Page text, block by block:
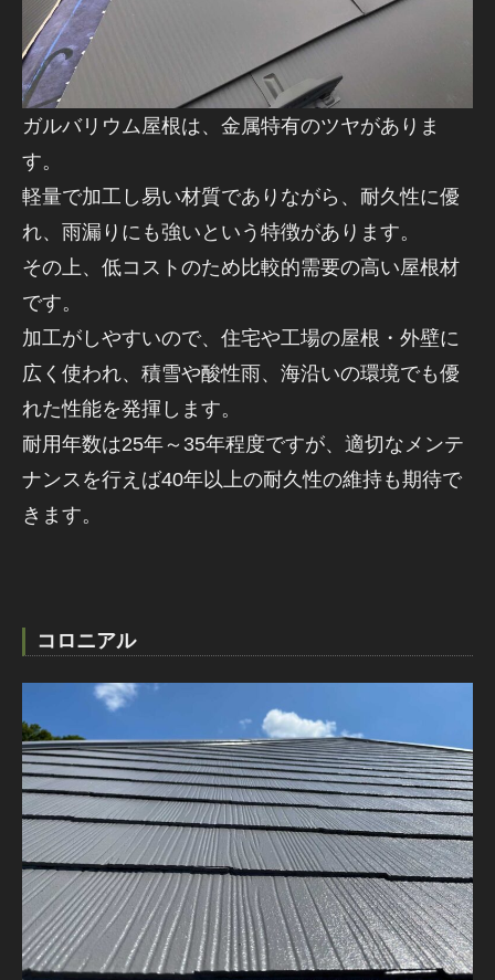
ガルバリウム屋根は、金属特有のツヤがありま
す。
軽量で加工し易い材質でありながら、耐久性に優
れ、雨漏りにも強いという特徴があります。
その上、低コストのため比較的需要の高い屋根材
です。
加工がしやすいので、住宅や工場の屋根・外壁に
広く使われ、積雪や酸性雨、海沿いの環境でも優
れた性能を発揮します。
耐用年数は25年～35年程度ですが、適切なメンテ
ナンスを行えば40年以上の耐久性の維持も期待で
きます。
コロニアル